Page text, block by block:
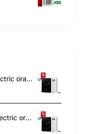
PUD-SHWM80YAA Mitsubishi Electric oras-vanduo išorinis įrenginys 8 kW
PUD-SHWM100YAA Mitsubishi Electric oras-vanduo išorinis įrenginys 10 kW